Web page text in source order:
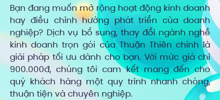
Bạn đang muốn mở rộng hoạt động kinh doanh
hay điều chỉnh hướng phát triển của doanh
nghiệp? Dịch vụ bổ sung, thay đổi ngành nghề
kinh doanh trọn gói của Thuận Thiên chính là
giải pháp tối ưu dành cho bạn. Với mức giá chỉ
900.000đ, chúng tôi cam kết mang đến cho
quý khách hàng một quy trình nhanh chóng,
thuận tiện và chuyên nghiệp.